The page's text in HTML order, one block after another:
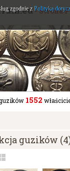
- Strona
1552
guzików
zgodnie z Polityką